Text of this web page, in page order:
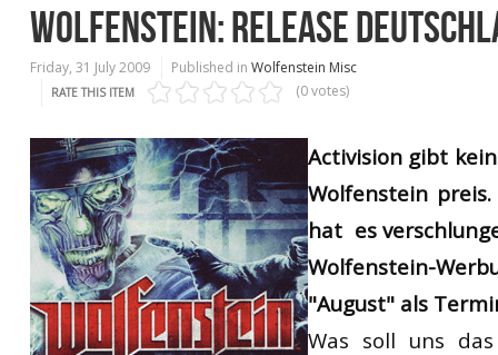
WOLFENSTEIN: RELEASE
Friday, 31 July 2009 Published in Wolfenstein Misc
RATE THIS ITEM (0 votes)
Activision gibt
Wolfenstein
hat es
Wolfenstein-
"August" als
Was soll uns